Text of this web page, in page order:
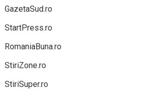
GazetaSud.ro
StartPress.ro
RomaniaBuna.ro
StiriZone.ro
StiriSuper.ro